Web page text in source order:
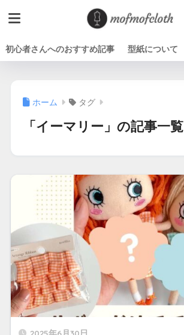
初心者さんへのおすすめ記事 型紙について
ホーム タグ
「イーマリー」の記事一覧
2025年6月30日